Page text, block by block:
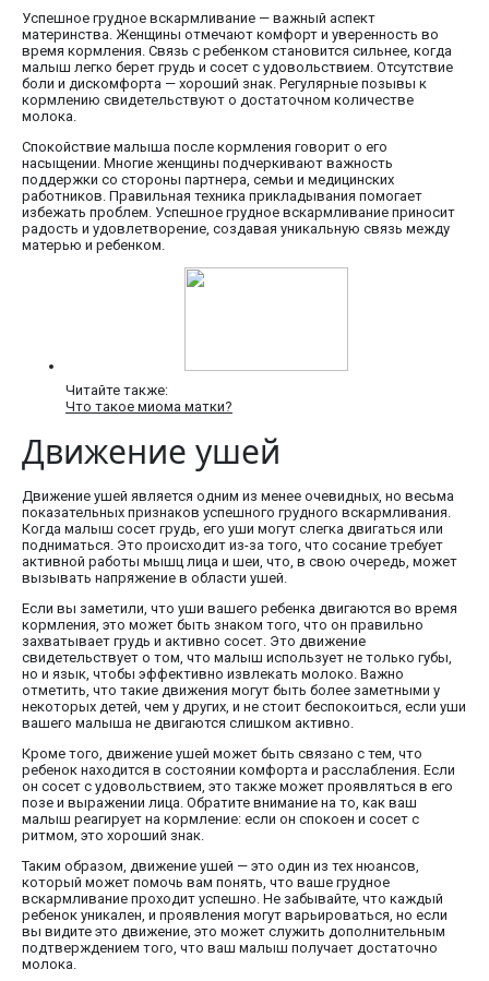
Успешное грудное вскармливание — важный аспект
материнства. Женщины отмечают комфорт и уверенность во
время кормления. Связь с ребенком становится сильнее, когда
малыш легко берет грудь и сосет с удовольствием. Отсутствие
боли и дискомфорта — хороший знак. Регулярные позывы к
кормлению свидетельствуют о достаточном количестве
молока.
Спокойствие малыша после кормления говорит о его
насыщении. Многие женщины подчеркивают важность
поддержки со стороны партнера, семьи и медицинских
работников. Правильная техника прикладывания помогает
избежать проблем. Успешное грудное вскармливание приносит
радость и удовлетворение, создавая уникальную связь между
матерью и ребенком.
Читайте также:
Что такое миома матки?
Движение ушей
Движение ушей является одним из менее очевидных, но весьма
показательных признаков успешного грудного вскармливания.
Когда малыш сосет грудь, его уши могут слегка двигаться или
подниматься. Это происходит из-за того, что сосание требует
активной работы мышц лица и шеи, что, в свою очередь, может
вызывать напряжение в области ушей.
Если вы заметили, что уши вашего ребенка двигаются во время
кормления, это может быть знаком того, что он правильно
захватывает грудь и активно сосет. Это движение
свидетельствует о том, что малыш использует не только губы,
но и язык, чтобы эффективно извлекать молоко. Важно
отметить, что такие движения могут быть более заметными у
некоторых детей, чем у других, и не стоит беспокоиться, если уши
вашего малыша не двигаются слишком активно.
Кроме того, движение ушей может быть связано с тем, что
ребенок находится в состоянии комфорта и расслабления. Если
он сосет с удовольствием, это также может проявляться в его
позе и выражении лица. Обратите внимание на то, как ваш
малыш реагирует на кормление: если он спокоен и сосет с
ритмом, это хороший знак.
Таким образом, движение ушей — это один из тех нюансов,
который может помочь вам понять, что ваше грудное
вскармливание проходит успешно. Не забывайте, что каждый
ребенок уникален, и проявления могут варьироваться, но если
вы видите это движение, это может служить дополнительным
подтверждением того, что ваш малыш получает достаточно
молока.